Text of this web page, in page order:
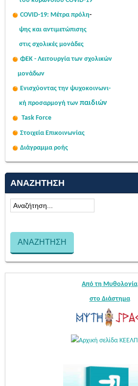
COVID-19: Μέτρα πρόλη-
ψης και αντιμετώπισης
στις σχολικές μονάδες
ΦΕΚ - Λειτουργία των σχολικών
μονάδων
Ενισχύοντας την ψυχοκοινωνι-
κή προσαρμογή των παιδιών
Task Force
Στοιχεία Επικοινωνίας
Διάγραμμα ροής
ΑΝΑΖΉΤΗΣΗ
Από τη Μυθολογία
στο Διάστημα